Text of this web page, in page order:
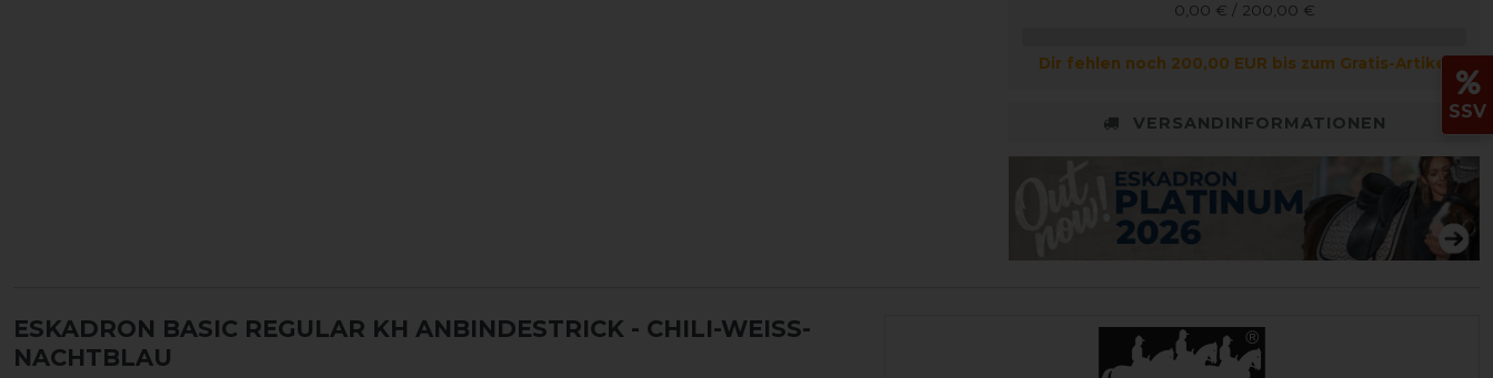
0,00 € / 200,00 €
Dir fehlen noch 200,00 EUR bis zum Gratis-Artikel
VERSANDINFORMATIONEN
ESKADRON BASIC REGULAR KH ANBINDESTRICK - CHILI-WEISS-N
ACHTBLAU
SSV